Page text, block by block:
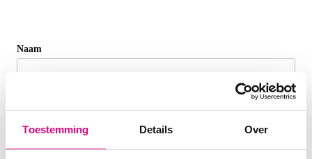
Toestemming Details Over
Dealer
worden
groep
Naam
E-mailadres*
I
n